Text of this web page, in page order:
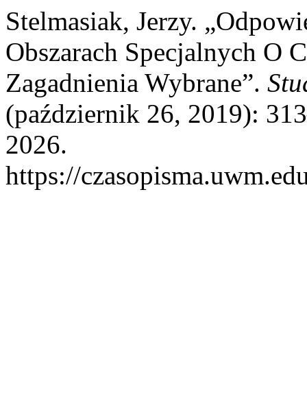
Stelmasiak, Jerzy.
Obszarach Specjalnych O
Zagadnienia Wybrane”.
(październik 26, 2019):
2026.
https://